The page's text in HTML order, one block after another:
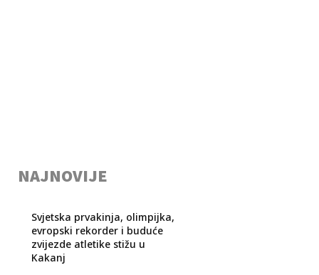
NAJNOVIJE
Svjetska prvakinja, olimpijka,
evropski rekorder i buduće
zvijezde atletike stižu u
Kakanj